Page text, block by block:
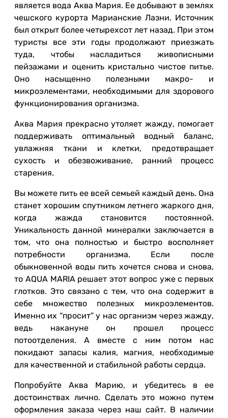
является вода Аква Мария. Ее добывают в землях
чешского курорта Марианские Лазни. Источник
был открыт более четырехсот лет назад. При этом
туристы все эти годы продолжают приезжать
туда, чтобы насладиться живописными
пейзажами и оценить кристально чистое питье.
Оно насыщенно полезными макро- и
микроэлементами, необходимыми для здорового
функционирования организма.
Аква Мария прекрасно утоляет жажду, помогает
поддерживать оптимальный водный баланс,
увлажняя ткани и клетки, предотвращает
сухость и обезвоживание, ранний процесс
старения.
Вы можете пить ее всей семьей каждый день. Она
станет хорошим спутником летнего жаркого дня,
когда жажда становится постоянной.
Уникальность данной минералки заключается в
том, что она полностью и быстро восполняет
потребности организма. Если после
обыкновенной воды пить хочется снова и снова,
то AQUA MARIA решает этот вопрос уже с первых
глотков. Это связано с тем, что она содержит в
себе множество полезных микроэлементов.
Именно их “просит” у нас организм через жажду,
ведь накануне он прошел процесс
потоотделения. А вместе с ним потом нас
покидают запасы калия, магния, необходимые
для качественной и стабильной работы сердца.
Попробуйте Аква Марию, и убедитесь в ее
достоинствах лично. Сделать это можно путем
оформления заказа через наш сайт. В наличии